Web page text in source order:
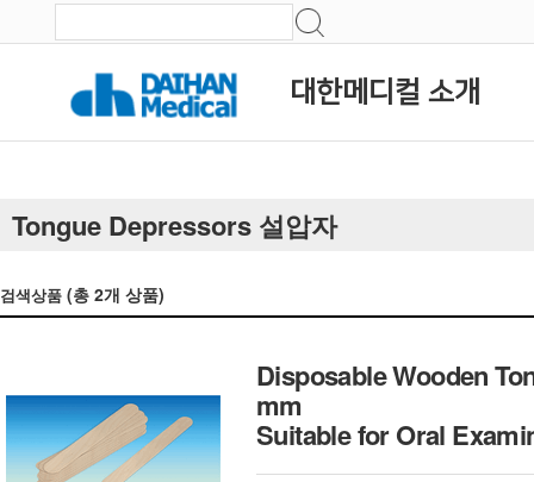
대한메디컬 소개
Tongue Depressors 설압자
검색상품 (총 2개 상품)
Disposable Wooden
mm
Suitable for Oral